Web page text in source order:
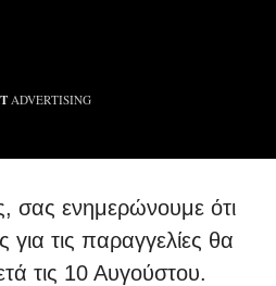
ADVERTISING
σας ενημερώνουμε ότι
για τις παραγγελίες θα
τις 10 Αυγούστου.